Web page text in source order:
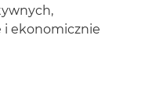
i ekonomicznie